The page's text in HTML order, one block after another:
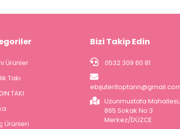
Ürünler
Takı
TAKI
Ürünleri
Bizi Takip Edin
0532 309 60 81
Uzunmustafa Mahallesi,
865.Sokak No:3
Merkez/DÜZCE